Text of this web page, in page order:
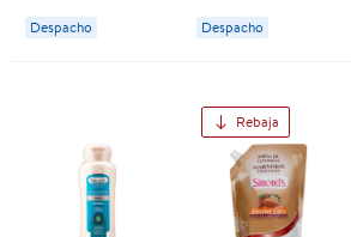
210 Ml 210 ml
Simond S
Despacho Despacho
Rebaja